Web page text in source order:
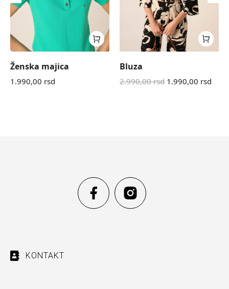
Ženska majica
1.990,00 rsd
Bluza
2.990,00rsd 1.990,00 rsd
KONTAKT